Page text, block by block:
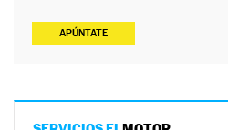
APÚNTATE